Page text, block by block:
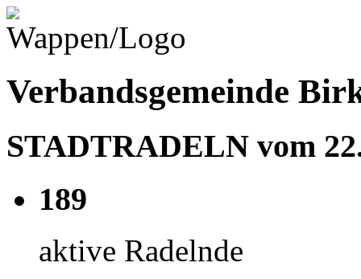
Verbandsgemeinde
STADTRADELN vom
189
aktive Radelnde